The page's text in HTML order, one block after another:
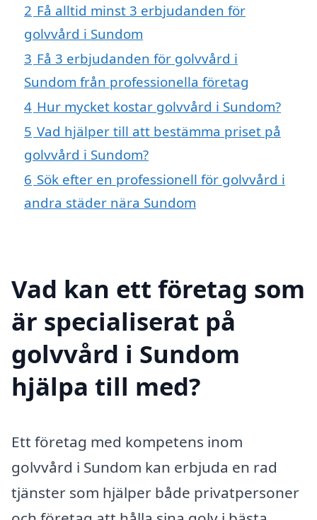
2 Få alltid minst 3 erbjudanden för
golvvård i Sundom
3 Få 3 erbjudanden för golvvård i
Sundom från professionella företag
4 Hur mycket kostar golvvård i Sundom?
5 Vad hjälper till att bestämma priset på
golvvård i Sundom?
6 Sök efter en professionell för golvvård i
andra städer nära Sundom
Vad kan ett företag som
är specialiserat på
golvvård i Sundom
hjälpa till med?
Ett företag med kompetens inom
golvvård i Sundom kan erbjuda en rad
tjänster som hjälper både privatpersoner